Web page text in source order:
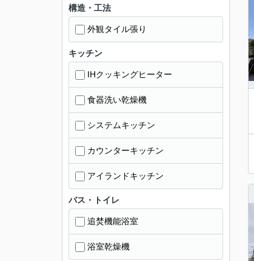
構造・工法
外観タイル張り
キッチン
IHクッキングヒーター
食器洗い乾燥機
システムキッチン
カウンターキッチン
アイランドキッチン
バス・トイレ
追焚機能浴室
浴室乾燥機